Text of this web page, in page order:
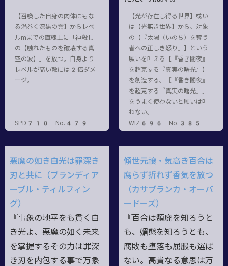
【召喚した自身の肉体にもな
る渦巻く漆黒の雲】からレベ
ルmまでの直線上に「神殺し
の【触れたものを破壊する真
空の波】」を放つ。自身より
レベルが高い敵には2倍ダメ
ージ。
SPD710 No.479
【光が存在し得る世界】或い
は【光無き世界】から、対象
の【『太陽（いのち）を奪う
者への正しき怒り』】という
願いを叶える【『昏き闇夜』
を超克する『真実の曙光』】
を創造する。［『昏き闇夜』
を超克する『真実の曙光』］
をうまく使わないと願いは叶
わない。
WIZ696 No.385
悪魔の如き白光は罪深き
刃と共に（ブランディア
ーブル・ティルフィン
グ）
『事象の地平をも貫く白
き光よ、悪魔の如く未来
を掌握するその力は罪深
き刃を内包する事で万象
傾世元禳・気高き百合は
腐らず折れず香気を放つ
（カサブランカ・オーバ
ードーズ）
『百合は頽廃を知ろうと
も、媚態を知ろうとも、
腐敗も堕落も屈服も選ば
ない。高貴なる意思は万